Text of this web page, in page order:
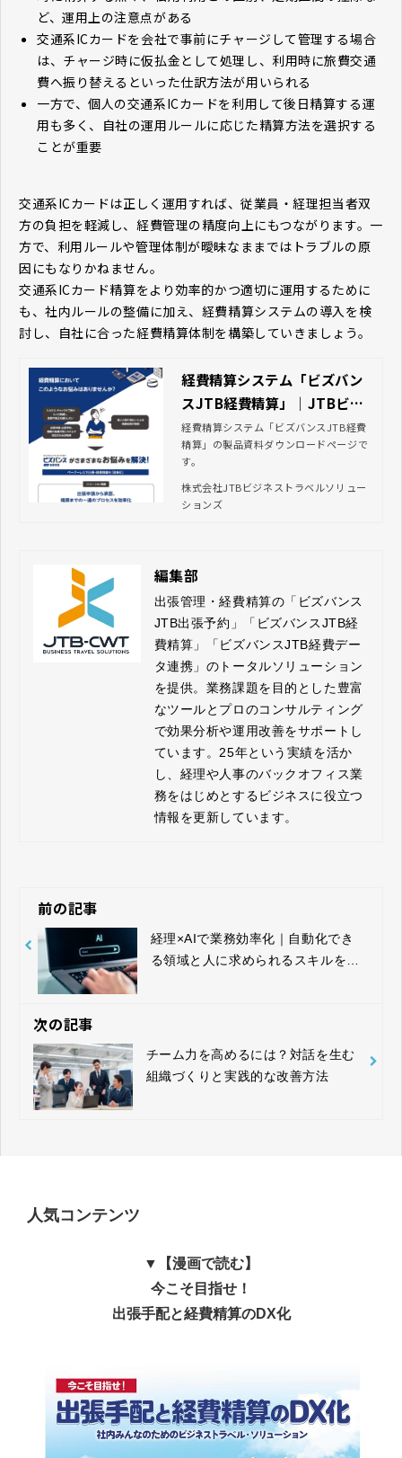
ど、運用上の注意点がある
交通系ICカードを会社で事前にチャージして管理する場合
は、チャージ時に仮払金として処理し、利用時に旅費交通
費へ振り替えるといった仕訳方法が用いられる
一方で、個人の交通系ICカードを利用して後日精算する運
用も多く、自社の運用ルールに応じた精算方法を選択する
ことが重要
交通系ICカードは正しく運用すれば、従業員・経理担当者双
方の負担を軽減し、経費管理の精度向上にもつながります。一
方で、利用ルールや管理体制が曖昧なままではトラブルの原
因にもなりかねません。
交通系ICカード精算をより効率的かつ適切に運用するために
も、社内ルールの整備に加え、経費精算システムの導入を検
討し、自社に合った経費精算体制を構築していきましょう。
経費精算システム「ビズバン
スJTB経費精算」｜JTBビジ
ネストラベルソリューション
ズ
経費精算システム「ビズバンスJTB経費
精算」の製品資料ダウンロードページで
す。
株式会社JTBビジネストラベルソリュー
ションズ
編集部
出張管理・経費精算の「ビズバンス
JTB出張予約」「ビズバンスJTB経
費精算」「ビズバンスJTB経費デー
タ連携」のトータルソリューション
を提供。業務課題を目的とした豊富
なツールとプロのコンサルティング
で効果分析や運用改善をサポートし
ています。25年という実績を活か
し、経理や人事のバックオフィス業
務をはじめとするビジネスに役立つ
情報を更新しています。
前の記事
経理×AIで業務効率化｜自動化でき
る領域と人に求められるスキルを解
次の記事
チーム力を高めるには？対話を生む
組織づくりと実践的な改善方法
人気コンテンツ
▼【漫画で読む】
今こそ目指せ！
出張手配と経費精算のDX化